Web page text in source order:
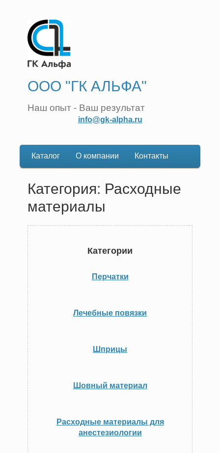
ООО "ГК АЛЬФА"
Наш опыт - Ваш результат
info@gk-alpha.ru
Основная
навигация
Каталог О компании Контакты
Категория: Расходные
материалы
Категории
Перчатки
Лечебные повязки
Шприцы
Шовный материал
Расходные материалы для
анестезиологии